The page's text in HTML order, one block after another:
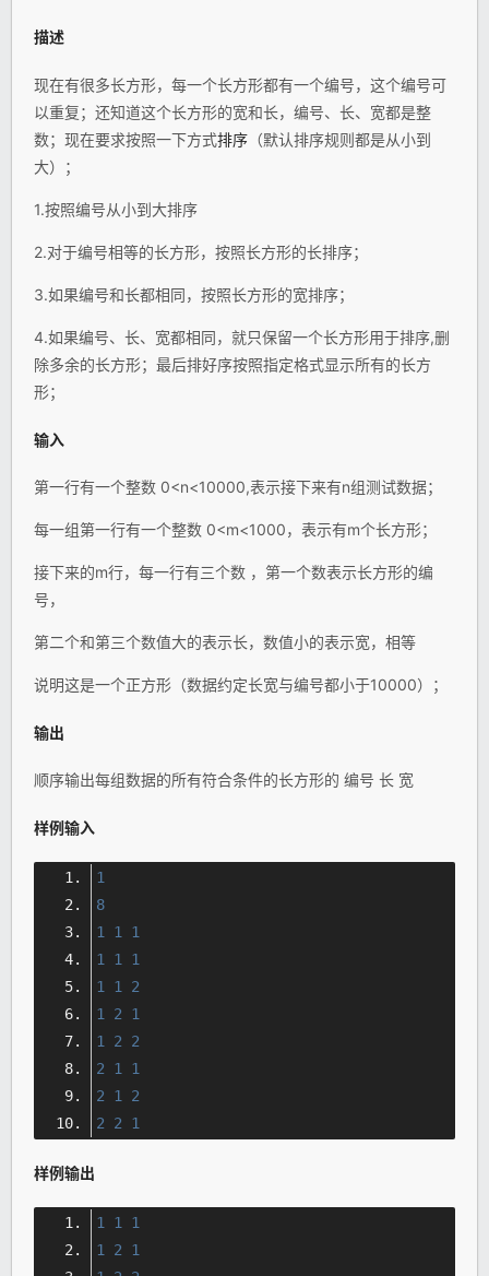
描述
现在有很多长方形，每一个长方形都有一个编号，这个编号可
以重复；还知道这个长方形的宽和长，编号、长、宽都是整
数；现在要求按照一下方式排序 （默认排序规则都是从小到
大）；
1.按照编号从小到大排序
2.对于编号相等的长方形，按照长方形的长排序；
3.如果编号和长都相同，按照长方形的宽排序；
4.如果编号、长、宽都相同，就只保留一个长方形用于排序,删
除多余的长方形；最后排好序按照指定格式显示所有的长方
形；
输入
第一行有一个整数 0<n<10000,表示接下来有n组测试数据；
每一组第一行有一个整数 0<m<1000，表示有m个长方形；
接下来的m行，每一行有三个数 ，第一个数表示长方形的编
号，
第二个和第三个数值大的表示长，数值小的表示宽，相等
说明这是一个正方形（数据约定长宽与编号都小于10000）；
输出
顺序输出每组数据的所有符合条件的长方形的 编号 长 宽
样例输入
1
8
1
1
1
1
1
1
1
1
2
1
2
1
1
2
2
2
1
1
2
1
2
2
2 1
样例输出
1 1
1
1
2
1